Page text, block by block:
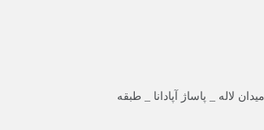
لاله _ پاساژ آپادانا _ طبقه